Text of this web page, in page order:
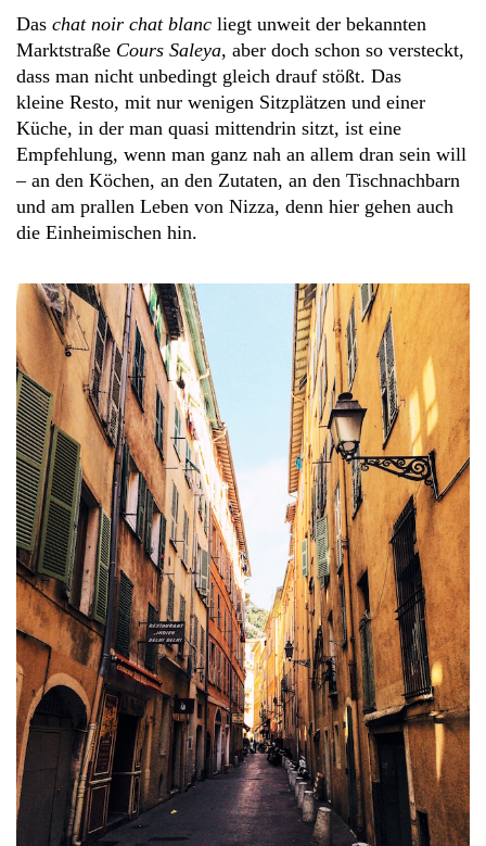
Das chat noir chat blanc liegt unweit der bekannten
Marktstraße Cours Saleya, aber doch schon so versteckt,
dass man nicht unbedingt gleich drauf stößt. Das
kleine Resto, mit nur wenigen Sitzplätzen und einer
Küche, in der man quasi mittendrin sitzt, ist eine
Empfehlung, wenn man ganz nah an allem dran sein will
– an den Köchen, an den Zutaten, an den Tischnachbarn
und am prallen Leben von Nizza, denn hier gehen auch
die Einheimischen hin.